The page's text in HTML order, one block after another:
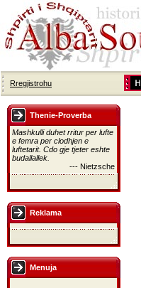
Rregjistrohu
Thenie-Proverba
Mashkulli duhet rritur per lufte
e femra per clodhjen e
luftetarit. Cdo gje tjeter eshte
budallallek.
--- Nietzsche
Reklama
Menuja